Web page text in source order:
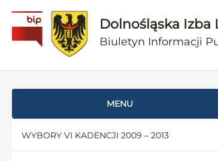
Dolnośląska Izba
Biuletyn Informacji
MENU
WYBORY VI KADENCJI 2009 – 2013